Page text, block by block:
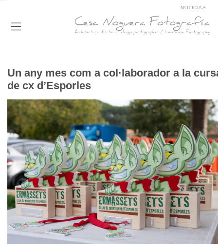
NOTICIAS
Un any mes com a col·laborador a la
de cx d’Esporles